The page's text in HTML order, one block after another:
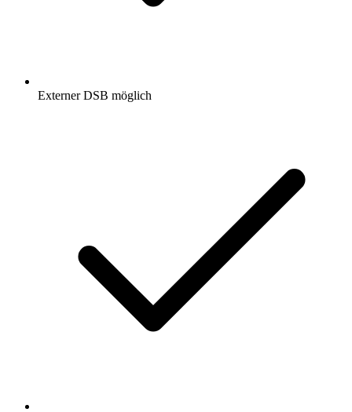
Externer DSB möglich